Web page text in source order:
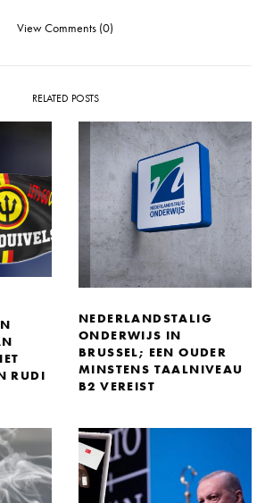
View Comments (0)
RELATED POSTS
RUDI
NEDERLANDSTALIG
ONDERWIJS IN
BRUSSEL; EEN OUDER
MINSTENS TAALNIVEAU
B2 VEREIST